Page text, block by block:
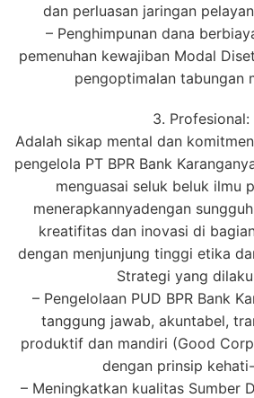
dan perluasan jaringan
– Penghimpunan dana
pemenuhan kewajiban Modal
pengoptimalan tabungan
3. Profesional:
Adalah sikap mental dan
pengelola PT BPR Bank
menguasai seluk beluk ilmu
menerapkannyadengan
kreatifitas dan inovasi di
dengan menjunjung tinggi etika
Strategi yang
– Pengelolaan PUD BPR Bank
tanggung jawab, akuntabel,
produktif dan mandiri (Good
dengan prinsip
– Meningkatkan kualitas Sumber